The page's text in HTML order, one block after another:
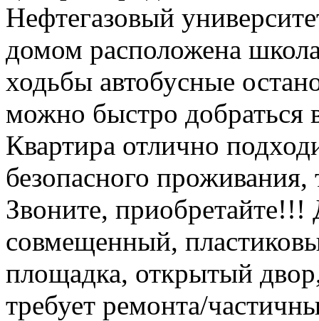
Нефтегазовый
домом расположена
ходьбы автобусные
можно быстро добраться
Квартира отлично
безопасного проживания,
Звоните, приобретайте!!!
совмещенный,
площадка, открытый
требует ремонта/